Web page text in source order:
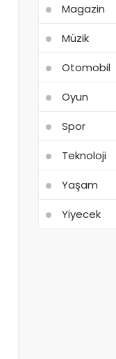
Magazin
Müzik
Otomobil
Oyun
Spor
Teknoloji
Yaşam
Yiyecek